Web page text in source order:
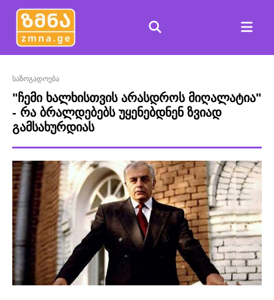
საზოგადოება
"ჩემი ხალხისთვის არასდროს მიღალატია"
- რა ბრალდებებს უყენებდნენ ზვიად
გამსახურდიას